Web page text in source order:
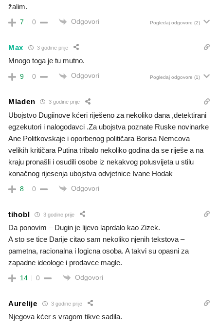
žalim.
7 0 Odgovori Pogledaj odgovore (2)
Max 3 godine prije
Mnogo toga je tu mutno.
9 0 Odgovori Pogledaj odgovore (1)
Mladen 3 godine prije
Ubojstvo Dugiinove kćeri riješeno za nekoliko dana ,detektirani
egzekutori i nalogodavci .Za ubojstva poznate Ruske novinarke
Ane Politkovskaje i oporbenog političara Borisa Nemcova
velikih kritičara Putina tribalo nekoliko godina da se riješe a na
kraju pronašli i osudili osobe iz nekakvog polusvijeta u stilu
konačnog rijesenja ubojstva odvjetnice Ivane Hodak
8 0 Odgovori
tihobl 3 godine prije
Da ponovim – Dugin je lijevo laprdalo kao Zizek.
A sto se tice Darije citao sam nekoliko njenih tekstova –
pametna, racionalna i logicna osoba. A takvi su opasni za
zapadne ideologe i prodavce magle.
14 0 Odgovori
Aurelije 3 godine prije
Njegova kćer s vragom tikve sadila.